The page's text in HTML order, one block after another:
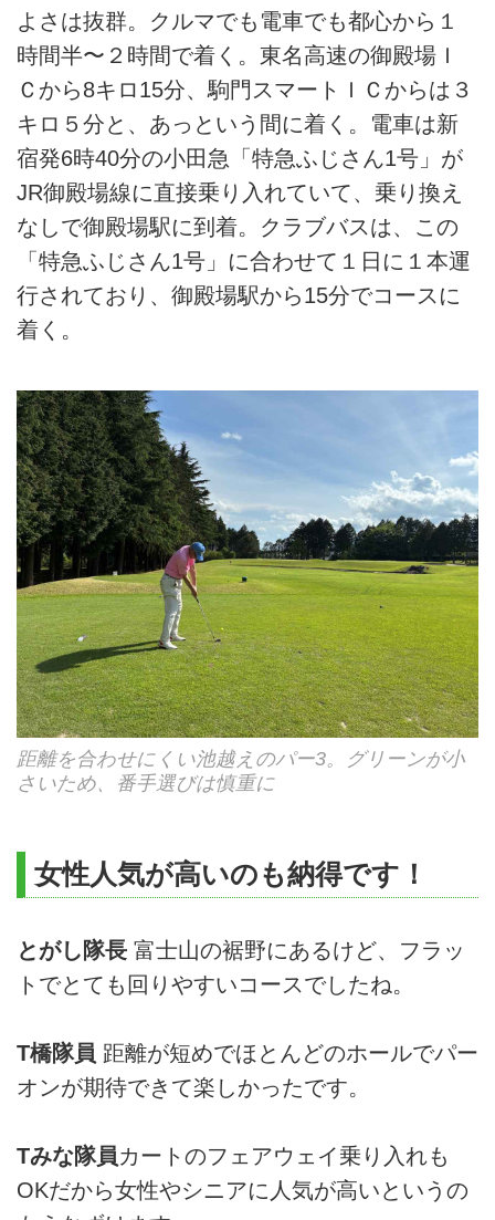
よさは抜群。クルマでも電車でも都心から１
時間半〜２時間で着く。東名高速の御殿場Ｉ
Ｃから8キロ15分、駒門スマートＩＣからは３
キロ５分と、あっという間に着く。電車は新
宿発6時40分の小田急「特急ふじさん1号」が
JR御殿場線に直接乗り入れていて、乗り換え
なしで御殿場駅に到着。クラブバスは、この
「特急ふじさん1号」に合わせて１日に１本運
行されており、御殿場駅から15分でコースに
着く。
距離を合わせにくい池越えのパー3。グリーンが小
さいため、番手選びは慎重に
女性人気が高いのも納得です！
とがし隊長 富士山の裾野にあるけど、フラッ
トでとても回りやすいコースでしたね。
T橋隊員 距離が短めでほとんどのホールでパー
オンが期待できて楽しかったです。
Tみな隊員カートのフェアウェイ乗り入れも
OKだから女性やシニアに人気が高いというの